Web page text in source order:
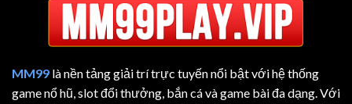
MM99 là nền tảng giải trí trực tuyến nổi bật với hệ thống
game nổ hũ, slot đổi thưởng, bắn cá và game bài đa dạng. Với